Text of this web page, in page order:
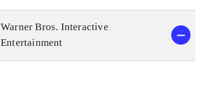
Warner Bros. Interactive
Entertainment